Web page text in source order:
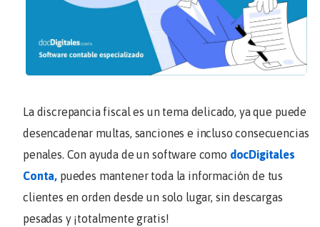
La discrepancia fiscal es un tema delicado, ya que puede
desencadenar multas, sanciones e incluso consecuencias
penales. Con ayuda de un software como docDigitales
Conta, puedes mantener toda la información de tus
clientes en orden desde un solo lugar, sin descargas
pesadas y ¡totalmente gratis!